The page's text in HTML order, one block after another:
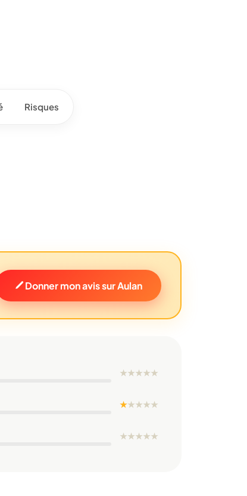
Risques
Donner mon avis sur Aulan
★★★★★
★★★★★
★★★★★